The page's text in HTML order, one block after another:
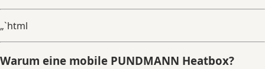
„`html
Warum eine mobile PUNDMANN Heatbox?